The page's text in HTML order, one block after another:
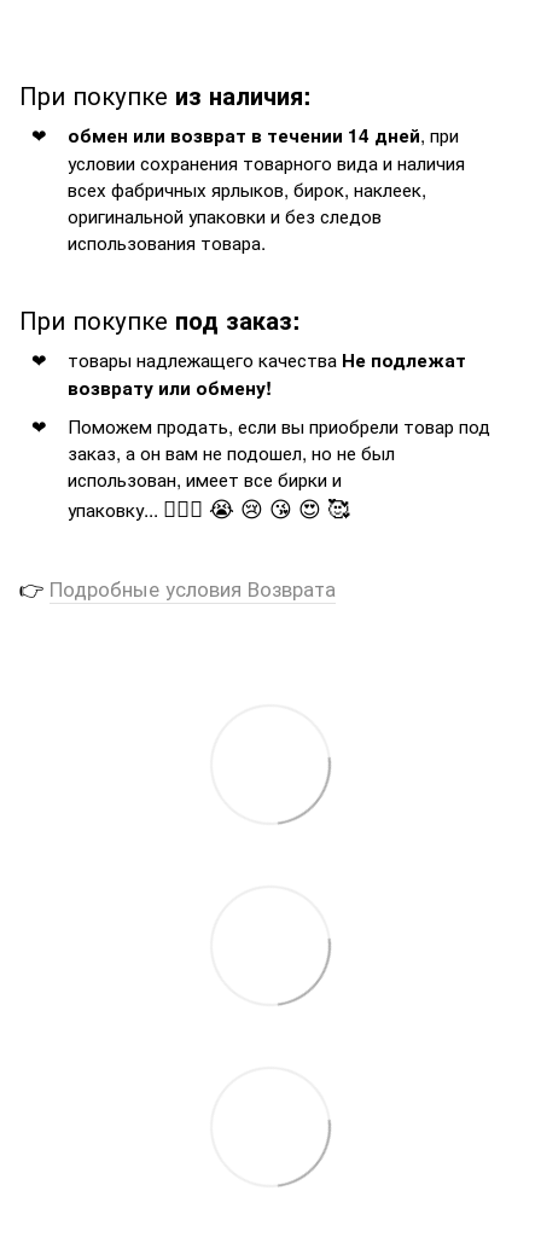
При покупке из наличия:
обмен или возврат в течении 14 дней, при
условии сохранения товарного вида и наличия
всех фабричных ярлыков, бирок, наклеек,
оригинальной упаковки и без следов
использования товара.
При покупке под заказ:
товары надлежащего качества Не подлежат
возврату или обмену!
Поможем продать, если вы приобрели товар под
заказ, а он вам не подошел, но не был
использован, имеет все бирки и
упаковку... 🤦🏻‍♂️ 😭 😢 😘 😍 🥰
👉 Подробные условия Возврата